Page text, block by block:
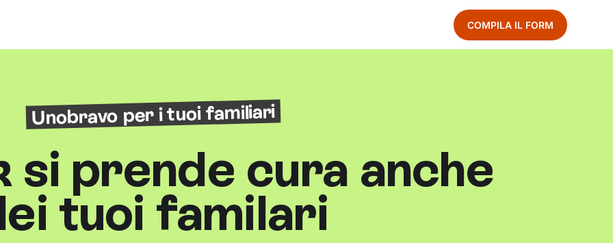
COMPILA IL FORM
Unobravo per i tuoi familiari
prende cura anche
tuoi familari